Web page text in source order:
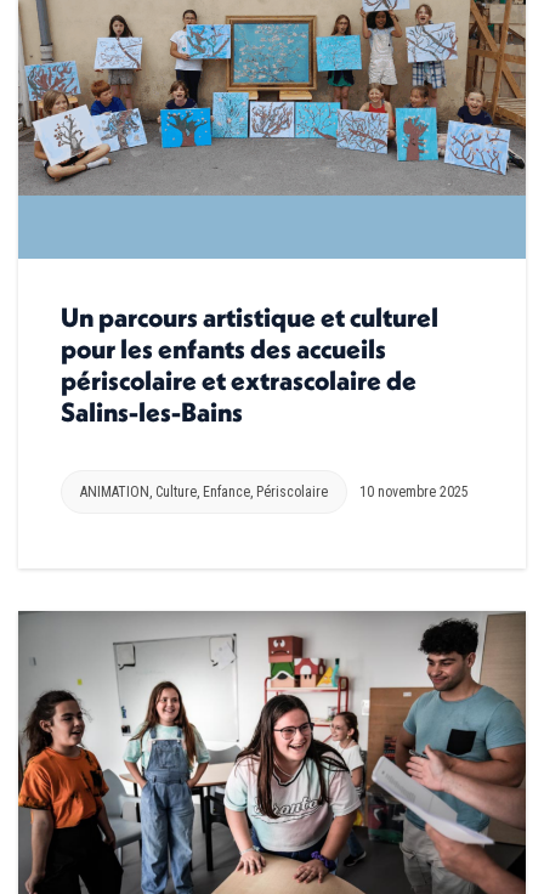
Un parcours artistique et culturel
pour les enfants des accueils
périscolaire et extrascolaire de
Salins-les-Bains
ANIMATION , Culture, Enfance, Périscolaire 10 novembre 2025